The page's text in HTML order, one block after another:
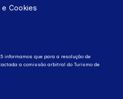
Cookies
informamos que para a resolução de
a comissão arbitral do Turismo de